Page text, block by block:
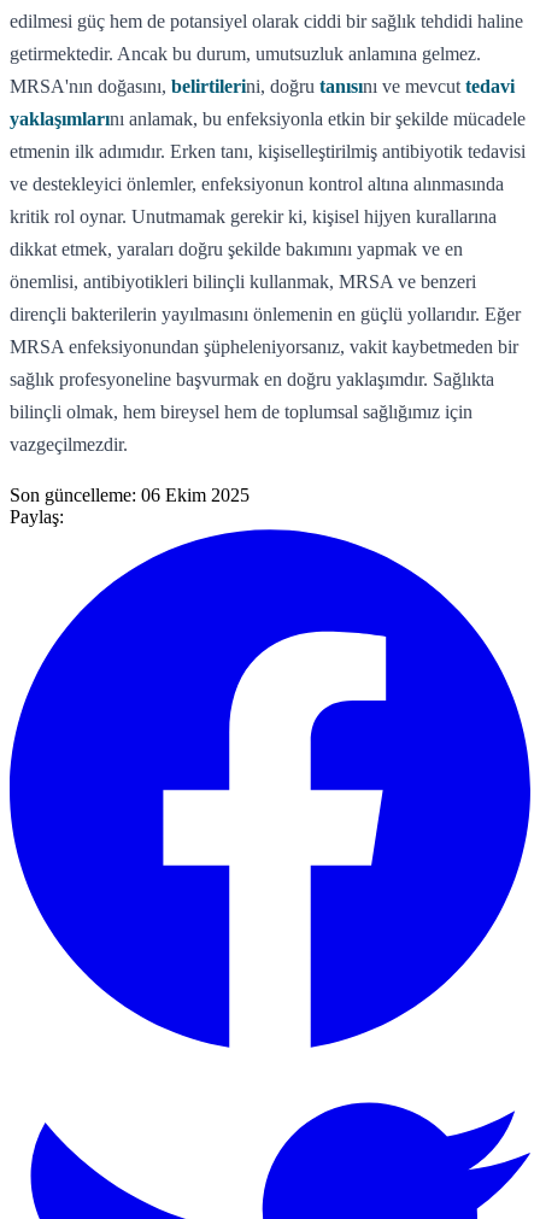
edilmesi güç hem de potansiyel olarak ciddi bir sağlık tehdidi haline
getirmektedir. Ancak bu durum, umutsuzluk anlamına gelmez.
MRSA'nın doğasını, belirtilerini, doğru tanısını ve mevcut tedavi
yaklaşımlarını anlamak, bu enfeksiyonla etkin bir şekilde mücadele
etmenin ilk adımıdır. Erken tanı, kişiselleştirilmiş antibiyotik tedavisi
ve destekleyici önlemler, enfeksiyonun kontrol altına alınmasında
kritik rol oynar. Unutmamak gerekir ki, kişisel hijyen kurallarına
dikkat etmek, yaraları doğru şekilde bakımını yapmak ve en
önemlisi, antibiyotikleri bilinçli kullanmak, MRSA ve benzeri
dirençli bakterilerin yayılmasını önlemenin en güçlü yollarıdır. Eğer
MRSA enfeksiyonundan şüpheleniyorsanız, vakit kaybetmeden bir
sağlık profesyoneline başvurmak en doğru yaklaşımdır. Sağlıkta
bilinçli olmak, hem bireysel hem de toplumsal sağlığımız için
vazgeçilmezdir.
Son güncelleme: 06 Ekim 2025
Paylaş: